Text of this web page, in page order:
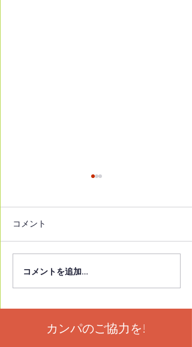
2026年2月28日付 読売新聞埼
玉県版 高校図書館司書のイチ
セーが１位「僕には鳥の言葉
がわかる」
GYTNT00332/ ありがとうござ
います。
コメント
コメントを追加…
カンパのご協力を!